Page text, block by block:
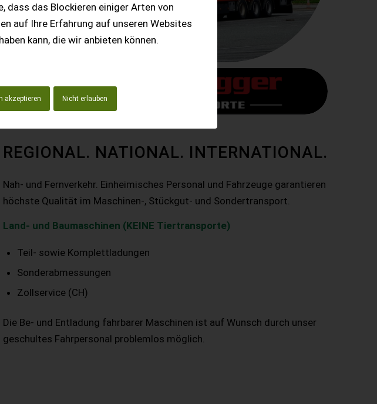
dass das Blockieren einiger Arten von
auf Ihre Erfahrung auf unseren Websites
kann, die wir anbieten können.
akzeptieren Nicht erlauben
REGIONAL. NATIONAL. INTERNATIONAL.
Nah- und Fernverkehr. Einheimisches Personal und Fahrzeuge garantieren
höchste Qualität im Maschinen-, Stückgut- und Sondertransport.
Land- und Baumaschinen (KEINE Tiertransporte)
Teil- sowie Komplettladungen
Sonderabmessungen
Zollservice (CH)
Die Be- und Entladung fahrbarer Maschinen ist auf Wunsch durch unser
geschultes Fahrpersonal problemlos möglich.